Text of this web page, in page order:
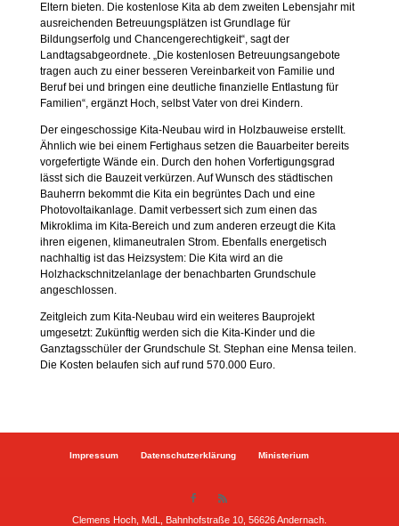
Eltern bieten. Die kostenlose Kita ab dem zweiten Lebensjahr mit
ausreichenden Betreuungsplätzen ist Grundlage für
Bildungserfolg und Chancengerechtigkeit“, sagt der
Landtagsabgeordnete. „Die kostenlosen Betreuungsangebote
tragen auch zu einer besseren Vereinbarkeit von Familie und
Beruf bei und bringen eine deutliche finanzielle Entlastung für
Familien“, ergänzt Hoch, selbst Vater von drei Kindern.
Der eingeschossige Kita-Neubau wird in Holzbauweise erstellt.
Ähnlich wie bei einem Fertighaus setzen die Bauarbeiter bereits
vorgefertigte Wände ein. Durch den hohen Vorfertigungsgrad
lässt sich die Bauzeit verkürzen. Auf Wunsch des städtischen
Bauherrn bekommt die Kita ein begrüntes Dach und eine
Photovoltaikanlage. Damit verbessert sich zum einen das
Mikroklima im Kita-Bereich und zum anderen erzeugt die Kita
ihren eigenen, klimaneutralen Strom. Ebenfalls energetisch
nachhaltig ist das Heizsystem: Die Kita wird an die
Holzhackschnitzelanlage der benachbarten Grundschule
angeschlossen.
Zeitgleich zum Kita-Neubau wird ein weiteres Bauprojekt
umgesetzt: Zukünftig werden sich die Kita-Kinder und die
Ganztagsschüler der Grundschule St. Stephan eine Mensa teilen.
Die Kosten belaufen sich auf rund 570.000 Euro.
Impressum Datenschutzerklärung Ministerium
Clemens Hoch, MdL, Bahnhofstraße 10, 56626 Andernach.